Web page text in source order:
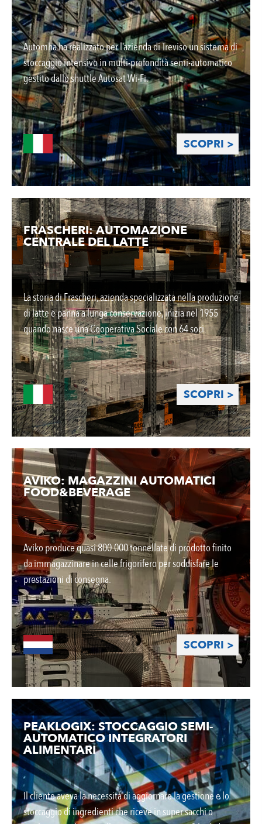
Automha ha realizzato per l’azienda di Treviso un sistema di
stoccaggio intensivo in multi-profondità semi-automatico
gestito dallo shuttle Autosat Wi-Fi.
SCOPRI >
FRASCHERI: AUTOMAZIONE
CENTRALE DEL LATTE
La storia di Frascheri, azienda specializzata nella produzione
di latte e panna a lunga conservazione, inizia nel 1955
quando nasce una Cooperativa Sociale con 64 soci.
SCOPRI >
AVIKO: MAGAZZINI AUTOMATICI
FOOD&BEVERAGE
Aviko produce quasi 800.000 tonnellate di prodotto finito
da immagazzinare in celle frigorifero per soddisfare le
prestazioni di consegna.
SCOPRI >
PEAKLOGIX: STOCCAGGIO SEMI-
AUTOMATICO INTEGRATORI
ALIMENTARI
Il cliente aveva la necessità di aggiornare la gestione e lo
stoccaggio di ingredienti che riceve in super sacchi o